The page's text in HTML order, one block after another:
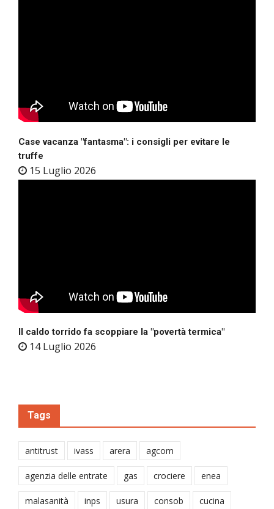
Case vacanza "fantasma": i consigli per evitare le
truffe
15 Luglio 2026
Il caldo torrido fa scoppiare la "povertà termica"
14 Luglio 2026
Tags
antitrust ivass arera agcom
agenzia delle entrate gas crociere enea
malasanità inps usura consob cucina